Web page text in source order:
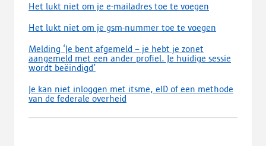
Het lukt niet om je e-mailadres toe te voegen
Het lukt niet om je gsm-nummer toe te voegen
Melding ‘Je bent afgemeld – je hebt je zonet
aangemeld met een ander profiel. Je huidige sessie
wordt beëindigd’
Je kan niet inloggen met itsme, eID of een methode
van de federale overheid